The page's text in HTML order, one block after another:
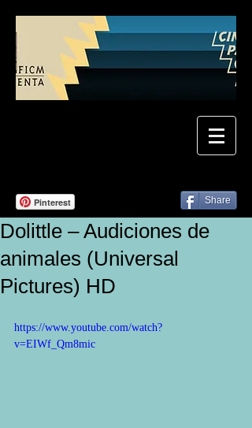
Pinterest Share
Dolittle – Audiciones de
animales (Universal
Pictures) HD
https://www.youtube.com/watch?
v=EIWf_Qm8mic